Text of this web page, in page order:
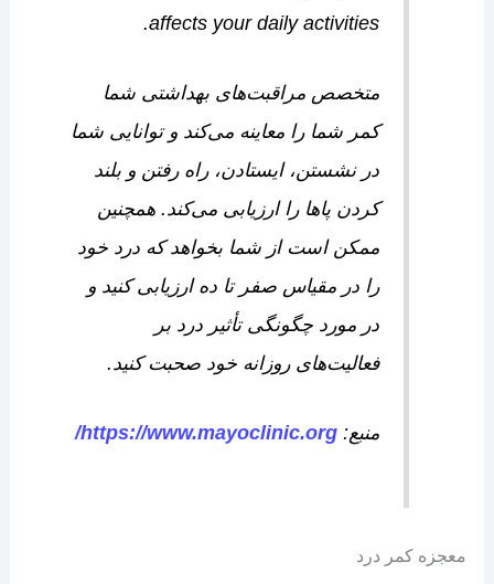
affects your daily activities.
متخصص مراقبت‌های بهداشتی شما
کمر شما را معاینه می‌کند و توانایی شما
در نشستن، ایستادن، راه رفتن و بلند
کردن پاها را ارزیابی می‌کند. همچنین
ممکن است از شما بخواهد که درد خود
را در مقیاس صفر تا ده ارزیابی کنید و
در مورد چگونگی تأثیر درد بر
فعالیت‌های روزانه خود صحبت کنید.
منبع: https://www.mayoclinic.org/
معجزه کمر درد